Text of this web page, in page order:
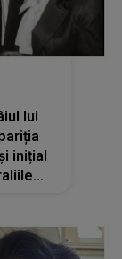
lui
inițial